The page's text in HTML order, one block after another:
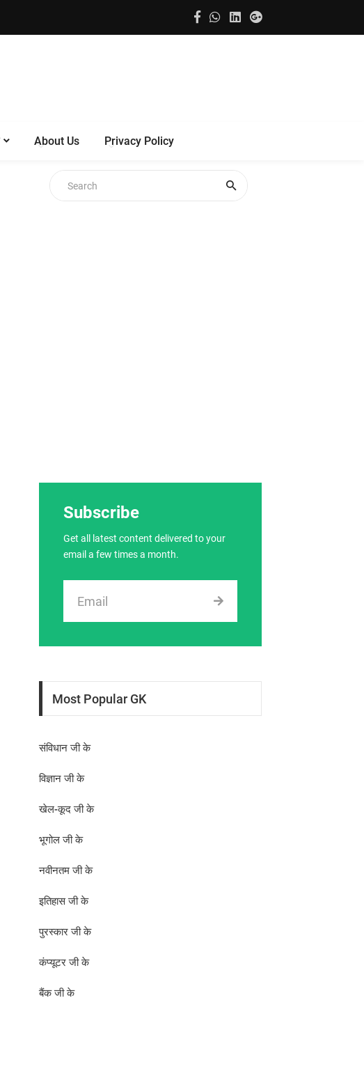
About Us Privacy Policy
Subscribe
Get all latest content delivered to your
email a few times a month.
Most Popular GK
संविधान जी के
विज्ञान जी के
खेल-कूद जी के
भूगोल जी के
नवीनतम जी के
इतिहास जी के
पुरस्कार जी के
कंप्यूटर जी के
बैंक जी के